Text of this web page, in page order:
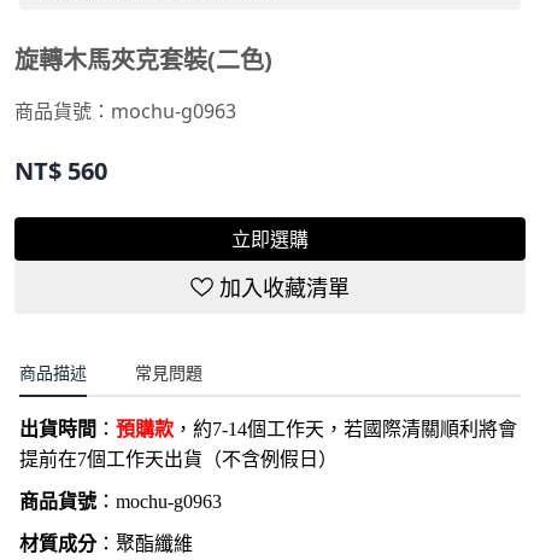
旋轉木馬夾克套裝(二色)
商品貨號： mochu-g0963
NT$ 560
立即選購
加入收藏清單
商品描述 常見問題
出貨時間 ： 預購款 ，約7-14個工作天，若國際清關順利將會
提前在7個工作天出貨（不含例假日）
商品貨號： mochu-g0963
材質成分：聚酯纖維